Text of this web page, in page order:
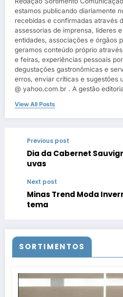
estamos publicando diariamente
recebidas e confirmadas através
assessorias de imprensa, líderes
entidades, associações e órgãos
geramos conteúdo próprio
e feiras, experiências pessoais
degustações gastronômicas e
erros, enviar críticas e sugestões
@ yahoo.com.br . A gestão
View All Posts
Previous post
Dia da Cabernet
uvas
Next post
Minas Trend Moda
tema
SORTIMENTOS